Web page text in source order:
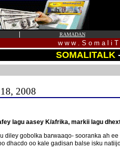
RAMADAN
w w w . S o m a l i
SOMALITALK
2008
lagu aasey K/afrika, markii lagu
diley gobolka barwaaqo- sooranka ah
oo kale gadisan balse isku natiijo